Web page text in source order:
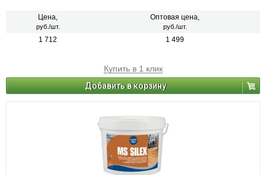
Цена,
руб./шт.
Оптовая цена,
руб./шт.
1 712 1 499
Купить в 1 клик
Добавить в корзину